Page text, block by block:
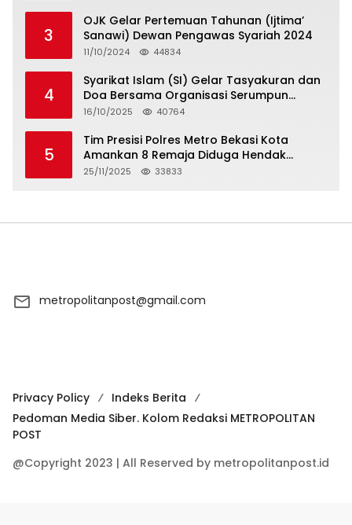
3
OJK Gelar Pertemuan Tahunan (Ijtima’
Sanawi) Dewan Pengawas Syariah 2024
11/10/2024 44834
4
Syarikat Islam (SI) Gelar Tasyakuran dan
Doa Bersama Organisasi Serumpun
Syarikat Islam Doa
16/10/2025 40764
5
Tim Presisi Polres Metro Bekasi Kota
Amankan 8 Remaja Diduga Hendak
Tawuran
25/11/2025 33833
metropolitanpost@gmail.com
Privacy Policy
Indeks Berita
Pedoman Media Siber. Kolom Redaksi METROPOLITAN
POST
@Copyright 2023 | All Reserved by metropolitanpost.id